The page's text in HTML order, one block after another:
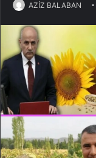
AZİZ BALABAN